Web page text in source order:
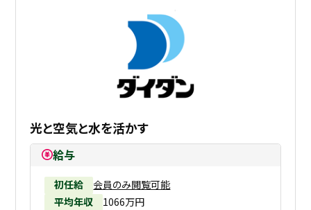
光と空気と水を活かす
給与
初任給
会員のみ閲覧可能
平均年収
1066万円